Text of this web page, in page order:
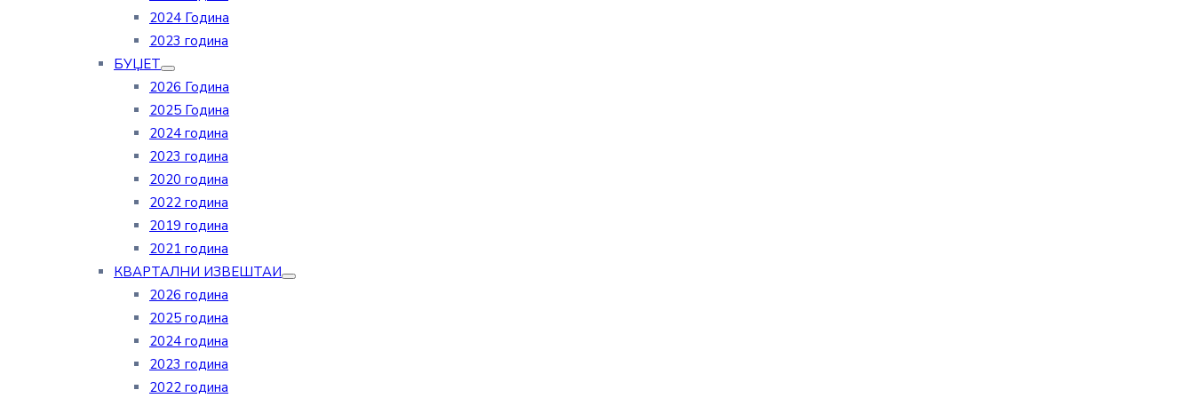
2024 Година
2023 година
БУЏЕТ
2026 Година
2025 Година
2024 година
2023 година
2020 година
2022 година
2019 година
2021 година
КВАРТАЛНИ ИЗВЕШТАИ
2026 година
2025 година
2024 година
2023 година
2022 година